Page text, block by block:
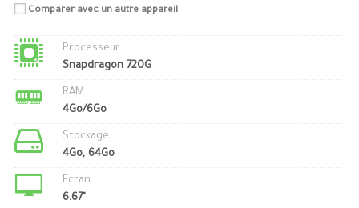
Comparer avec un autre appareil
Processeur
Snapdragon 720G
RAM
4Go/6Go
Stockage
4Go, 64Go
Ecran
6.67"